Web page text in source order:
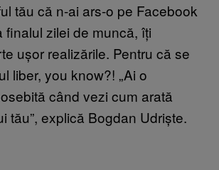
tău că n-ai ars-o pe Facebook
finalul zilei de muncă, îți
ușor realizările. Pentru că se
liber, you know?! „Ai o
când vezi cum arată
tău”, explică Bogdan Udriște.